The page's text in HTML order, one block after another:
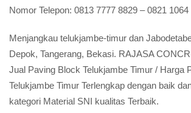
Nomor Telepon: 0813 7777 8829 – 0821 1064
Menjangkau telukjambe-timur dan
Depok, Tangerang, Bekasi. RAJASA
Jual Paving Block Telukjambe Timur / Harga
Telukjambe Timur Terlengkap dengan baik
kategori Material SNI kualitas Terbaik.